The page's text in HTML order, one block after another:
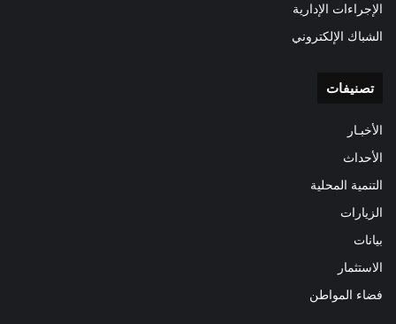
الإجراءات الإدارية
الشباك الإلكتروني
تصنيفات
الأخبـار
الأحداث
التنمية المحلية
الزيارات
بيانات
الاستثمار
فضاء المواطن